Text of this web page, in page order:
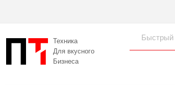
Техника
Для вкусного
Бизнеса